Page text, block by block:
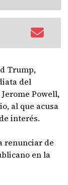
Trump,
del
Powell,
al que acusa
interés.
renunciar de
en la